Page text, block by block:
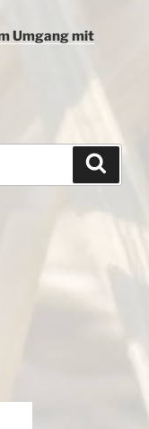
Umgang mit